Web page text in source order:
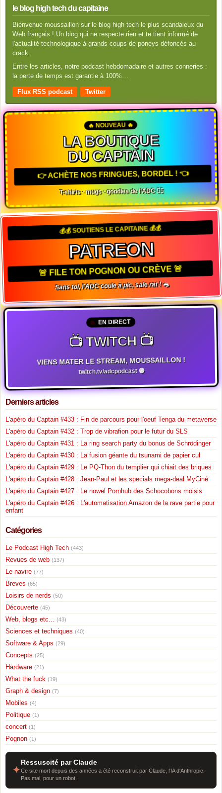
le blog high tech du capitaine
Bienvenue moussaillon sur le blog high tech le plus scandaleux du
Web français ! Un blog qui ne respecte rien et te tient informé de
l'actualité technologique à grands coups de poneys défoncés au
crack.
Entre les articles, notre podcast hebdomadaire et autres conneries :
la perte de temps est garantie à 100%…
Flux RSS podcast Twitter
🔥 NOUVEAU 🔥
LA BOUTIQUE
DU CAPTAIN
👉 ACHÈTE NOS FRINGUES, BORDEL ! 👈
T-shirts · mugs · goodies de l'ADC 🏴‍☠️
💰💰 SOUTIENS LE CAPITAINE 💰💰
PATREON
🚨 FILE TON POGNON OU CRÈVE 🚨
Sans toi, l'ADC coule à pic, sale rat ! 🐀
EN DIRECT
📺 TWITCH 📺
VIENS MATER LE STREAM, MOUSSAILLON !
twitch.tv/adcpodcast 🟣
Derniers articles
L'apéro du Captain #433 : Fin de parcours pour l'oeuf Tenga du metaverse
L'apéro du Captain #432 : Trop de vibrafion pour le futur du SLS
L'apéro du Captain #431 : La ring search party du bonus de Schrödinger
L'apéro du Captain #430 : La fusion géante du tsunami de papier cul
L'apéro du Captain #429 : Le PQ-Thon du templier qui chiait des briques
L'apéro du Captain #428 : Jean-Paul et les specials mega-deal MyCiné
L'apéro du Captain #427 : Le nowel Pornhub des Schocobons moisis
L'apéro du Captain #426 : L'automatisation Amazon de la rave partie pour
enfant
Catégories
Le Podcast High Tech (443)
Revues de web (137)
Le navire (77)
Breves (65)
Loisirs de nerds (50)
Découverte (45)
Web, blogs etc... (43)
Sciences et techniques (40)
Software & Apps (29)
Concepts (25)
Hardware (21)
What the fuck (19)
Graph & design (7)
Mobiles (4)
Politique (1)
concert (1)
Pognon (1)
✦
Ressuscité par Claude
Ce site mort depuis des années a été reconstruit par Claude, l'IA d'Anthropic.
Pas mal, pour un robot.